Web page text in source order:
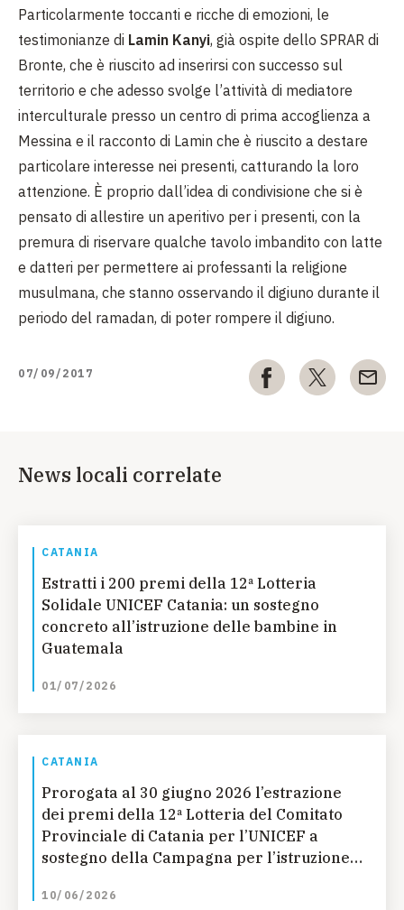
Particolarmente toccanti e ricche di emozioni, le
testimonianze di Lamin Kanyi, già ospite dello SPRAR di
Bronte, che è riuscito ad inserirsi con successo sul
territorio e che adesso svolge l’attività di mediatore
interculturale presso un centro di prima accoglienza a
Messina e il racconto di Lamin che è riuscito a destare
particolare interesse nei presenti, catturando la loro
attenzione. È proprio dall’idea di condivisione che si è
pensato di allestire un aperitivo per i presenti, con la
premura di riservare qualche tavolo imbandito con latte
e datteri per permettere ai professanti la religione
musulmana, che stanno osservando il digiuno durante il
periodo del ramadan, di poter rompere il digiuno.
07/09/2017
News locali correlate
CATANIA
Estratti i 200 premi della 12ª Lotteria
Solidale UNICEF Catania: un sostegno
concreto all’istruzione delle bambine in
Guatemala
01/07/2026
CATANIA
Prorogata al 30 giugno 2026 l’estrazione
dei premi della 12ª Lotteria del Comitato
Provinciale di Catania per l’UNICEF a
sostegno della Campagna per l’istruzione
10/06/2026